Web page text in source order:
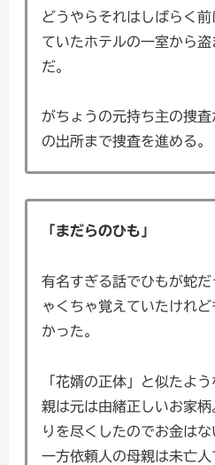
どうやらそれはしばらく
ていたホテルの一室から
だ。
がちょうの元持ち主の捜
の出所まで捜査を進める。
「まだらのひも」
有名すぎる話でひもが蛇
ゃくちゃ覚えていたけれ
かった。
「花婿の正体」と似たよ
親は元は由緒正しいお家
りを尽くしたのでお金はな
一方依頼人の母親は未亡